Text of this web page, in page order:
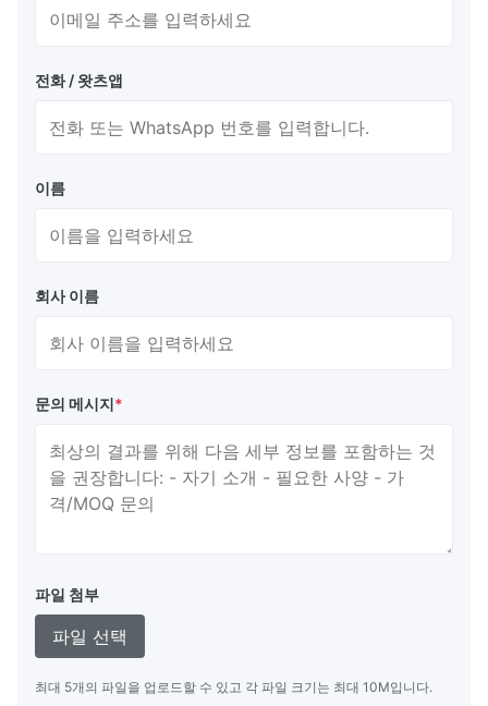
전화 / 왓츠앱
이름
회사 이름
문의 메시지*
파일 첨부
파일 선택
최대 5개의 파일을 업로드할 수 있고 각 파일 크기는 최대 10M입니다.